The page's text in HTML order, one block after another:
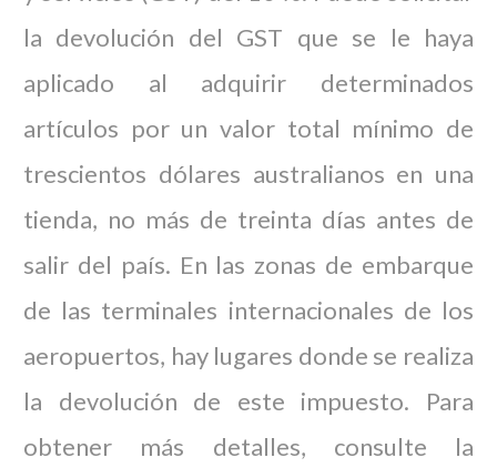
la devolución del GST que se le haya
aplicado al adquirir determinados
artículos por un valor total mínimo de
trescientos dólares australianos en una
tienda, no más de treinta días antes de
salir del país. En las zonas de embarque
de las terminales internacionales de los
aeropuertos, hay lugares donde se realiza
la devolución de este impuesto. Para
obtener más detalles, consulte la